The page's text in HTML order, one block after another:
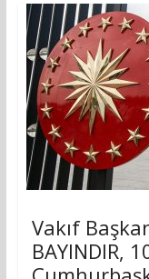
Vakıf
BAYINDIR,